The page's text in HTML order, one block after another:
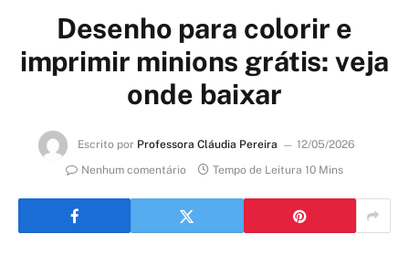
Desenho para colorir e
imprimir minions grátis: veja
onde baixar
Escrito por Professora Cláudia Pereira
12/05/2026
Nenhum comentário
Tempo de Leitura 10 Mins